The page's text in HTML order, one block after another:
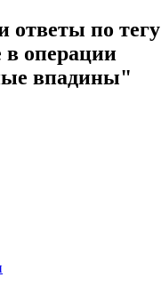
ответы по тегу
в операции
впадины"